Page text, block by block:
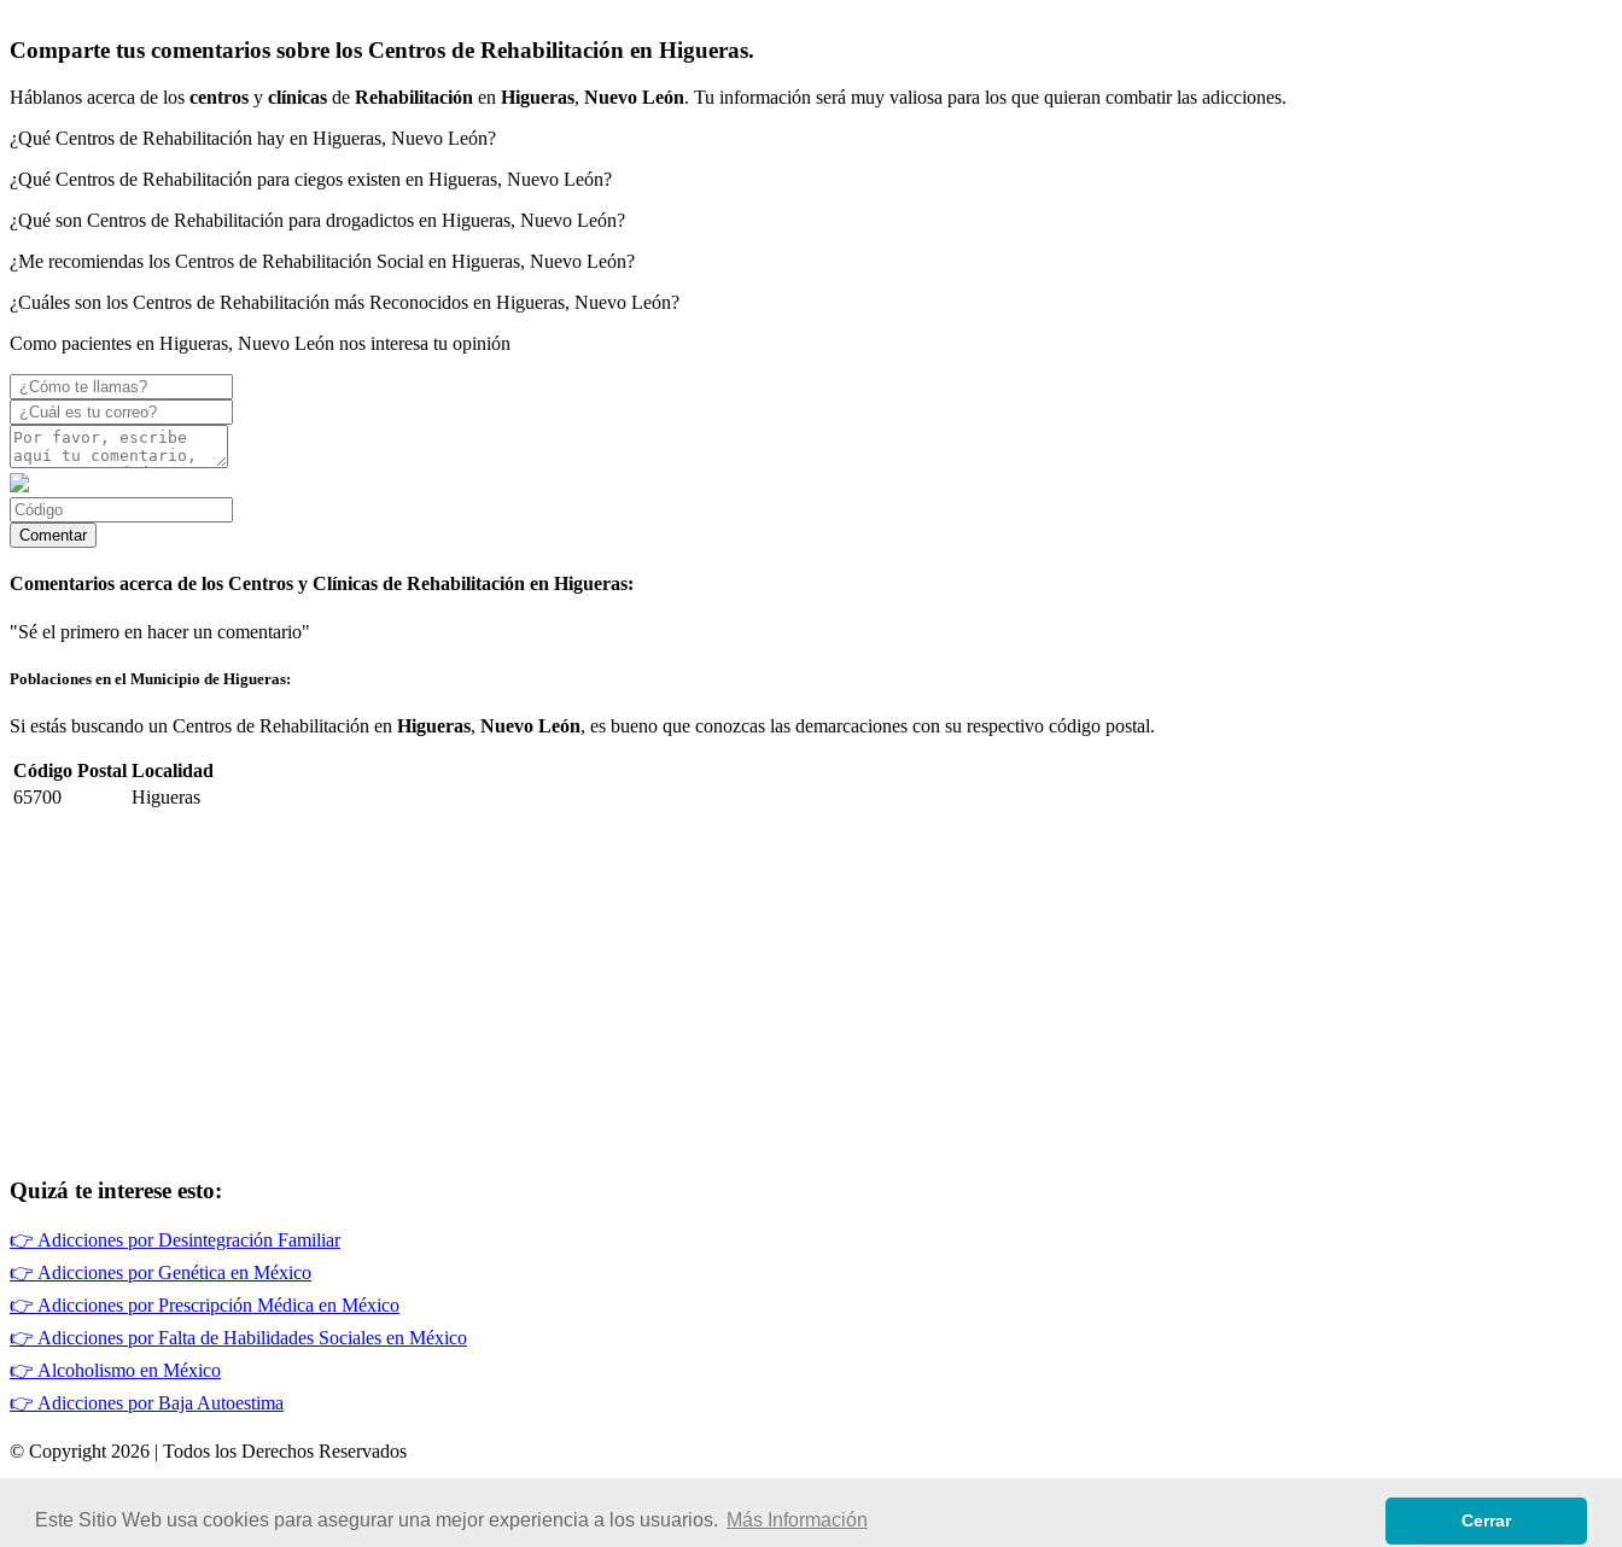
Este Sitio Web usa cookies para asegurar una mejor experiencia a los usuarios. Más Información Cerrar
Comparte tus comentarios sobre los Centros de Rehabilitación en Higueras.
Háblanos acerca de los centros y clínicas de Rehabilitación en Higueras, Nuevo León. Tu información será muy valiosa para los que quieran combatir las adicciones.
¿Qué Centros de Rehabilitación hay en Higueras, Nuevo León?
¿Qué Centros de Rehabilitación para ciegos existen en Higueras, Nuevo León?
¿Qué son Centros de Rehabilitación para drogadictos en Higueras, Nuevo León?
¿Me recomiendas los Centros de Rehabilitación Social en Higueras, Nuevo León?
¿Cuáles son los Centros de Rehabilitación más Reconocidos en Higueras, Nuevo León?
Como pacientes en Higueras, Nuevo León nos interesa tu opinión
Comentarios acerca de los Centros y Clínicas de Rehabilitación en Higueras:
"Sé el primero en hacer un comentario"
Poblaciones en el Municipio de Higueras:
Si estás buscando un Centros de Rehabilitación en Higueras, Nuevo León, es bueno que conozcas las demarcaciones con su respectivo código postal.
Código Postal Localidad
65700
Higueras
Quizá te interese esto:
👉 Adicciones por Desintegración Familiar
👉 Adicciones por Genética en México
👉 Adicciones por Prescripción Médica en México
👉 Adicciones por Falta de Habilidades Sociales en México
👉 Alcoholismo en México
👉 Adicciones por Baja Autoestima
© Copyright 2026 | Todos los Derechos Reservados
Políticas de Privacidad